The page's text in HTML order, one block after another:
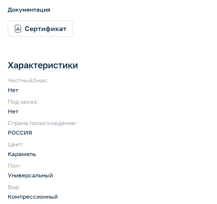
Характеристики
ЧестныйЗнак:
Нет
Под заказ:
Нет
Страна происхождения:
РОССИЯ
Цвет:
Карамель
Пол:
Универсальный
Вид:
Компрессионный
Документация
Сертификат